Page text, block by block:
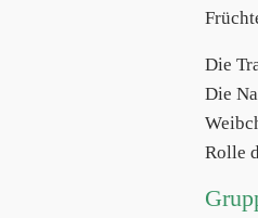
Die
Die
Rolle